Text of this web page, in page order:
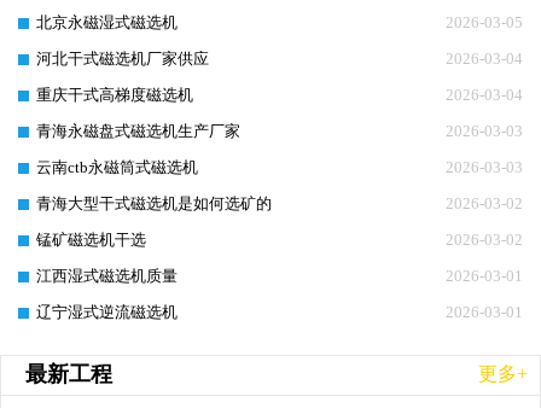
2026-03-05
北京永磁湿式磁选机
2026-03-04
河北干式磁选机厂家供应
2026-03-04
重庆干式高梯度磁选机
2026-03-03
青海永磁盘式磁选机生产厂家
2026-03-03
云南ctb永磁筒式磁选机
2026-03-02
青海大型干式磁选机是如何选矿的
2026-03-02
锰矿磁选机干选
2026-03-01
江西湿式磁选机质量
2026-03-01
辽宁湿式逆流磁选机
最新工程 更多+